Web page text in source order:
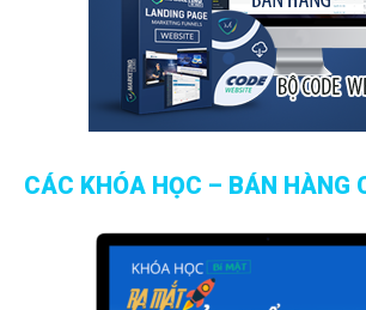
CÁC KHÓA HỌC – BÁN HÀNG